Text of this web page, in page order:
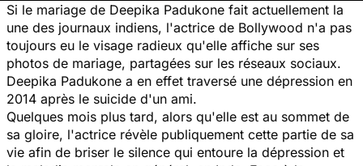
Si le mariage de Deepika Padukone fait actuellement la
une des journaux indiens, l'actrice de Bollywood n'a pas
toujours eu le visage radieux qu'elle affiche sur ses
photos de mariage, partagées sur les réseaux sociaux.
Deepika Padukone a en effet traversé une dépression en
2014 après le suicide d'un ami.
Quelques mois plus tard, alors qu'elle est au sommet de
sa gloire, l'actrice révèle publiquement cette partie de sa
vie afin de briser le silence qui entoure la dépression et